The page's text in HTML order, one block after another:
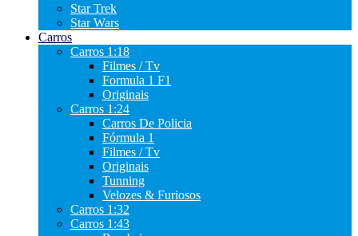
Star Trek
Star Wars
Carros
Carros 1:18
Filmes / Tv
Formula 1 F1
Originais
Carros 1:24
Carros De Policia
Fórmula 1
Filmes / Tv
Originais
Tunning
Velozes & Furiosos
Carros 1:32
Carros 1:43